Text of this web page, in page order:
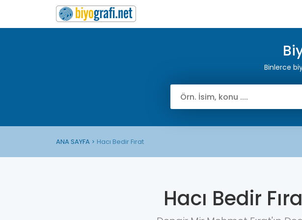
Binlerce
ANA SAYFA Hacı Bedir Fırat
Hacı Bedir